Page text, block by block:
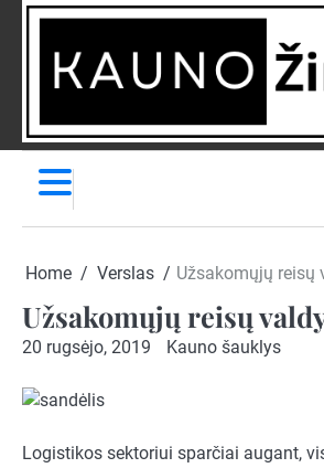
Skip
Home Verslas Užsakomųjų reisų
Užsakomųjų reisų
20 rugsėjo, 2019 Kauno šauklys
Logistikos sektoriui sparčiai augant,